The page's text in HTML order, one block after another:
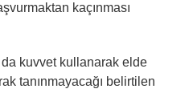
kaçınması
kuvvet kullanarak elde
tanınmayacağı belirtilen